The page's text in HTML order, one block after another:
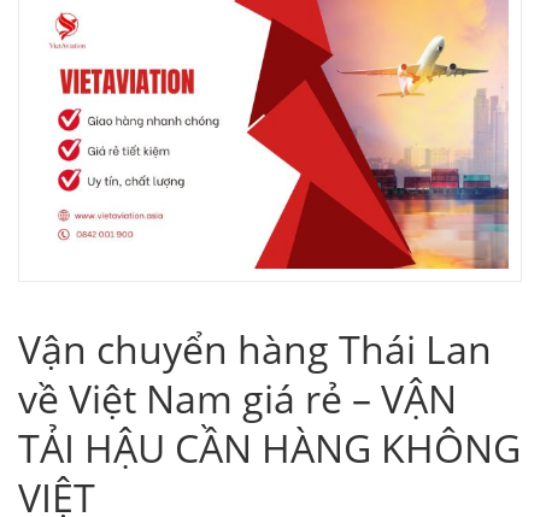
Vận chuyển hàng Thái Lan
về Việt Nam giá rẻ – VẬN
TẢI HẬU CẦN HÀNG KHÔNG
VIỆT